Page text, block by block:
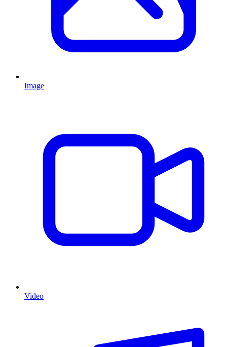
Image
Video